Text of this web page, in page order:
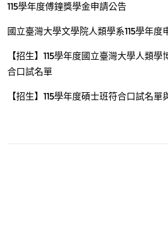
115學年度傅鐘獎學金申請公告
國立臺灣大學文學院人類學系115學年度
【招生】115學年度國立臺灣大學人類
合口試名單
【招生】115學年度碩士班符合口試名